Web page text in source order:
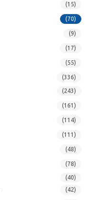
(15)
(70)
(9)
(17)
(55)
(336)
(243)
(161)
(114)
(111)
(48)
(78)
(40)
(42)